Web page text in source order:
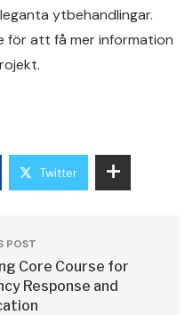
ytbehandlingar.
för att få mer information
Twitter
POST
Core Course for
Response and